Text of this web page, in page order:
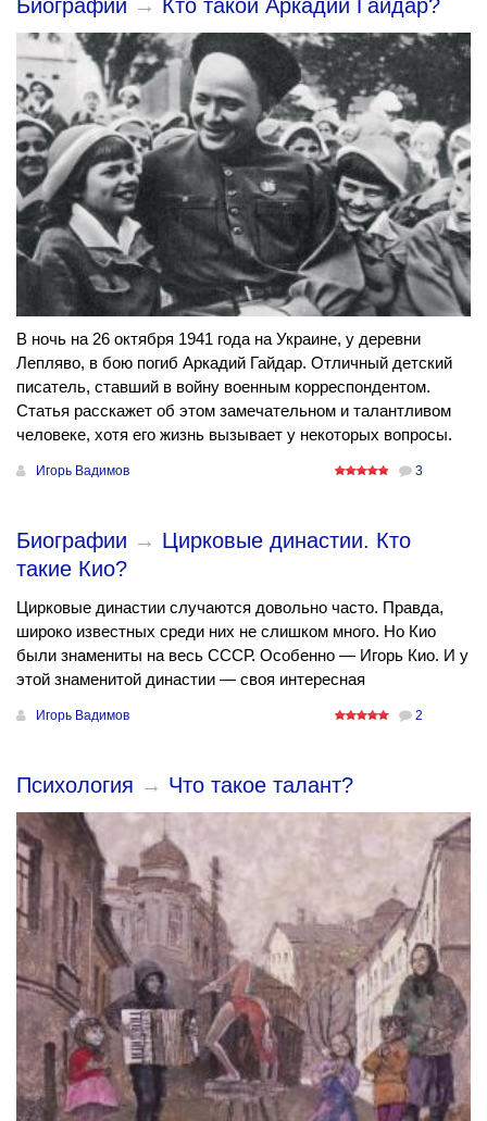
Биографии → Кто такой Аркадий Гайдар?
В ночь на 26 октября 1941 года на Украине, у деревни
Лепляво, в бою погиб Аркадий Гайдар. Отличный детский
писатель, ставший в войну военным корреспондентом.
Статья расскажет об этом замечательном и талантливом
человеке, хотя его жизнь вызывает у некоторых вопросы.
Игорь Вадимов 3
Биографии → Цирковые династии. Кто
такие Кио?
Цирковые династии случаются довольно часто. Правда,
широко известных среди них не слишком много. Но Кио
были знамениты на весь СССР. Особенно — Игорь Кио. И у
этой знаменитой династии — своя интересная
Игорь Вадимов 2
Психология → Что такое талант?